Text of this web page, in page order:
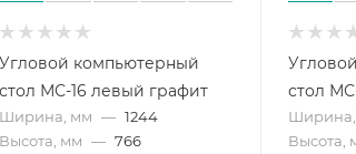
Угловой компьютерный
стол МС-16 левый графит
Ширина, мм — 1244
Высота, мм — 766
стол
Высота,